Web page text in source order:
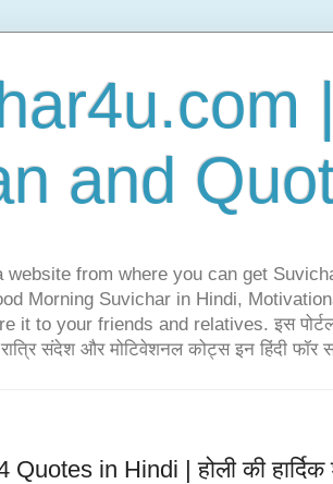
and
website from where you can get
Morning Suvichar in Hindi,
it to your friends and relatives. इस
संदेश और मोटिवेशनल कोट्स इन हिंदी
in Hindi | होली की हार्दिक